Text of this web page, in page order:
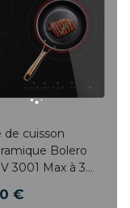
de cuisson
Bolero
3001 Max à 3
des plats pour
€